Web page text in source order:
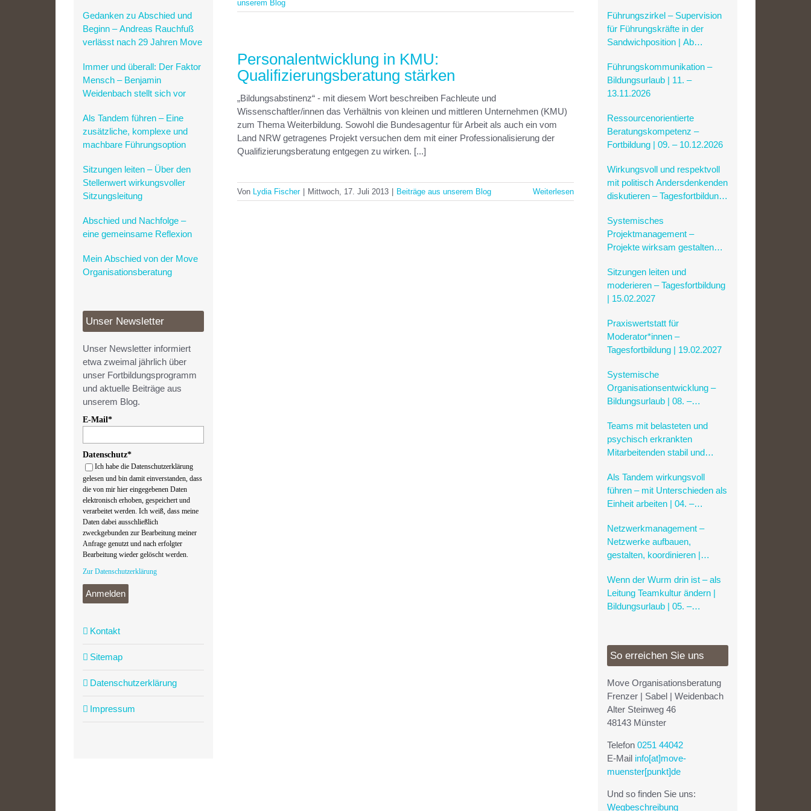
unserem Blog
Personalentwicklung in KMU:
Qualifizierungsberatung stärken
„Bildungsabstinenz“ - mit diesem Wort beschreiben Fachleute und
Wissenschaftler/innen das Verhältnis von kleinen und mittleren Unternehmen (KMU)
zum Thema Weiterbildung. Sowohl die Bundesagentur für Arbeit als auch ein vom
Land NRW getragenes Projekt versuchen dem mit einer Professionalisierung der
Qualifizierungsberatung entgegen zu wirken. [...]
Von Lydia Fischer Mittwoch, 17. Juli 2013 Beiträge aus unserem Blog Weiterlesen
Gedanken zu Abschied und
Beginn – Andreas Rauchfuß
verlässt nach 29 Jahren Move
Immer und überall: Der Faktor
Mensch – Benjamin
Weidenbach stellt sich vor
Als Tandem führen – Eine
zusätzliche, komplexe und
machbare Führungsoption
Sitzungen leiten – Über den
Stellenwert wirkungsvoller
Sitzungsleitung
Abschied und Nachfolge –
eine gemeinsame Reflexion
Mein Abschied von der Move
Organisationsberatung
Unser Newsletter
Unser Newsletter informiert
etwa zweimal jährlich über
unser Fortbildungsprogramm
und aktuelle Beiträge aus
unserem Blog.
E-Mail*
Datenschutz*
Ich habe die Datenschutzerklärung
gelesen und bin damit einverstanden, dass
die von mir hier eingegebenen Daten
elektronisch erhoben, gespeichert und
verarbeitet werden. Ich weiß, dass meine
Daten dabei ausschließlich
zweckgebunden zur Bearbeitung meiner
Anfrage genutzt und nach erfolgter
Bearbeitung wieder gelöscht werden.
Zur Datenschutzerklärung
Anmelden
Kontakt
Sitemap
Datenschutzerklärung
Impressum
Führungszirkel – Supervision
für Führungskräfte in der
Sandwichposition | Ab
Führungskommunikation –
Bildungsurlaub | 11. –
13.11.2026
Ressourcenorientierte
Beratungskompetenz –
Fortbildung | 09. – 10.12.2026
Wirkungsvoll und respektvoll
mit politisch Andersdenkenden
diskutieren – Tagesfortbildung |
Systemisches
Projektmanagement –
Projekte wirksam gestalten
03. – 05.02.2027
Sitzungen leiten und
moderieren – Tagesfortbildung
| 15.02.2027
Praxiswertstatt für
Moderator*innen –
Tagesfortbildung | 19.02.2027
Systemische
Organisationsentwicklung –
Bildungsurlaub | 08. –
Teams mit belasteten und
psychisch erkrankten
Mitarbeitenden stabil und
Bildungsurlaub | 19. –
21.04.2027
Als Tandem wirkungsvoll
führen – mit Unterschieden als
Einheit arbeiten | 04. –
Netzwerkmanagement –
Netzwerke aufbauen,
gestalten, koordinieren |
09.06.2027
Wenn der Wurm drin ist – als
Leitung Teamkultur ändern |
Bildungsurlaub | 05. –
So erreichen Sie uns
Move Organisationsberatung
Frenzer | Sabel | Weidenbach
Alter Steinweg 46
48143 Münster
Telefon 0251 44042
E-Mail info[at]move-
muenster[punkt]de
Und so finden Sie uns:
Wegbeschreibung